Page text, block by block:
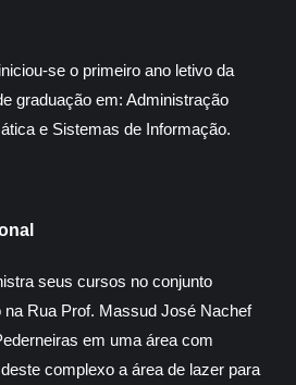
se o primeiro ano letivo da
graduação em: Administração
e Sistemas de Informação.
seus cursos no conjunto
na Rua Prof. Massud José Nachef
em uma área com
complexo a área de lazer para